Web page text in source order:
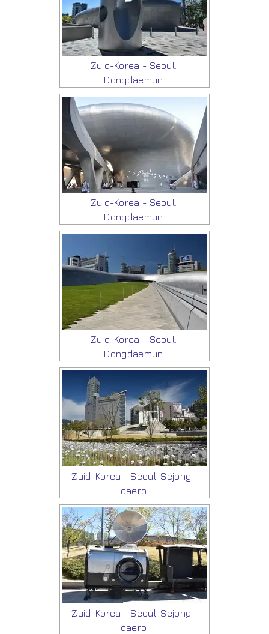
Zuid-Korea - Seoul:
Dongdaemun
Zuid-Korea - Seoul:
Dongdaemun
Zuid-Korea - Seoul:
Dongdaemun
Zuid-Korea - Seoul: Sejong-
daero
Zuid-Korea - Seoul: Sejong-
daero